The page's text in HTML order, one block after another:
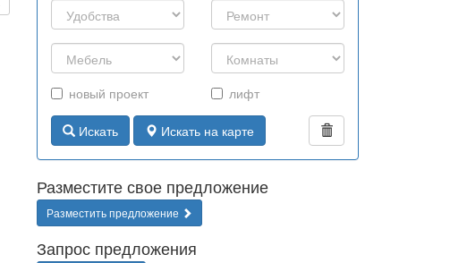
новый проект лифт
Искать Искать на карте
Разместите свое предложение
Разместить предложение
Запрос предложения